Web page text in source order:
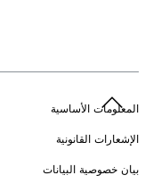
المعلومات الأساسية
الإشعارات القانونية
بيان خصوصية البيانات